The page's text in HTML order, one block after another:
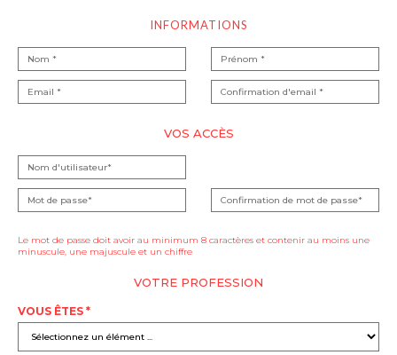
INFORMATIONS
VOS ACCÈS
Le mot de passe doit avoir au minimum 8 caractères et contenir au moins une
minuscule, une majuscule et un chiffre
VOTRE PROFESSION
VOUS ÊTES *